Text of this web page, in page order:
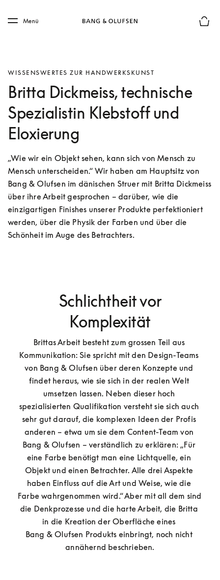
Skip to main footer
Menü
WISSENSWERTES ZUR HANDWERKSKUNST
Britta Dickmeiss, technische
Spezialistin Klebstoff und
Eloxierung
„Wie wir ein Objekt sehen, kann sich von Mensch zu
Mensch unterscheiden.“ Wir haben am Hauptsitz von
Bang & Olufsen im dänischen Struer mit Britta Dickmeiss
über ihre Arbeit gesprochen – darüber, wie die
einzigartigen Finishes unserer Produkte perfektioniert
werden, über die Physik der Farben und über die
Schönheit im Auge des Betrachters.
Schlichtheit vor
Komplexität
Brittas Arbeit besteht zum grossen Teil aus
Kommunikation: Sie spricht mit den Design-Teams
von Bang & Olufsen über deren Konzepte und
findet heraus, wie sie sich in der realen Welt
umsetzen lassen. Neben dieser hoch
spezialisierten Qualifikation versteht sie sich auch
sehr gut darauf, die komplexen Ideen der Profis
anderen – etwa um sie dem Content-Team von
Bang & Olufsen – verständlich zu erklären: „Für
eine Farbe benötigt man eine Lichtquelle, ein
Objekt und einen Betrachter. Alle drei Aspekte
haben Einfluss auf die Art und Weise, wie die
Farbe wahrgenommen wird.“ Aber mit all dem sind
die Denkprozesse und die harte Arbeit, die Britta
in die Kreation der Oberfläche eines
Bang & Olufsen Produkts einbringt, noch nicht
annähernd beschrieben.